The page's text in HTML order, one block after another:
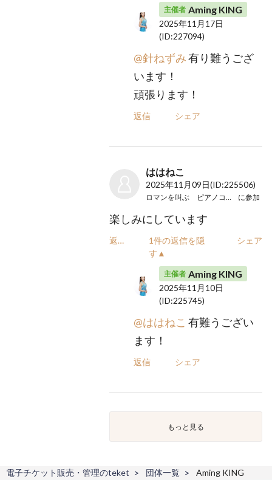
主催者 Aming KING
2025年11月17日
(ID:227094)
@針ねずみ有り難うござ
います！
頑張ります！
返信 シェア
ははねこ
2025年11月09日(ID:225506)
に参加
楽しみにしています
返信
1件の返信を隠
す▲
シェア
主催者 Aming KING
2025年11月10日
(ID:225745)
@ははねこ 有難うござい
ます！
返信 シェア
もっと見る
電子チケット販売・管理のteket 団体一覧 Aming KING